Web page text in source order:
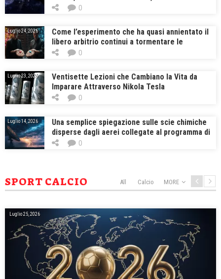
Masse e che Porrebbero Fine a Guerre Malattie
0
Luglio 24, 2026
Come l’esperimento che ha quasi annientato il
libero arbitrio continui a tormentare le
neuroscienze
0
Luglio 23, 2026
Ventisette Lezioni che Cambiano la Vita da
Imparare Attraverso Nikola Tesla
0
Luglio 14, 2026
Una semplice spiegazione sulle scie chimiche
disperse dagli aerei collegate al programma di
ricerca haarp
0
SPORT CALCIO All Calcio MORE
Luglio 25, 2026